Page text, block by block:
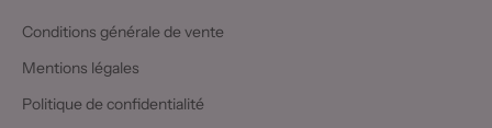
Conditions générale de vente
Mentions légales
Politique de confidentialité